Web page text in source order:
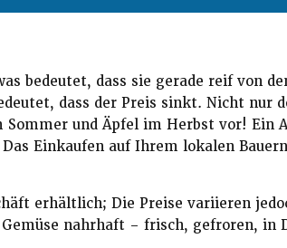
bedeutet, dass sie gerade reif von
dass der Preis sinkt. Nicht nur
und Äpfel im Herbst vor! Ein
Einkaufen auf Ihrem lokalen
erhältlich; Die Preise variieren
nahrhaft – frisch, gefroren, in